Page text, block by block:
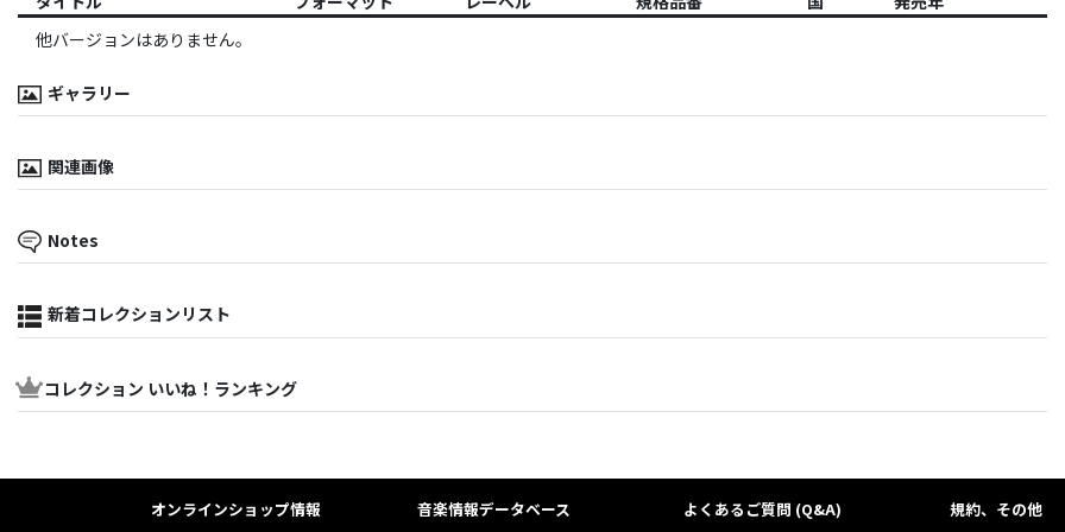
他バージョンはありません。
ギャラリー
関連画像
Notes
新着コレクションリスト
コレクション いいね！ランキング
オンラインショップ情報 音楽情報データベース よくあるご質問 (Q&A) 規約、その他